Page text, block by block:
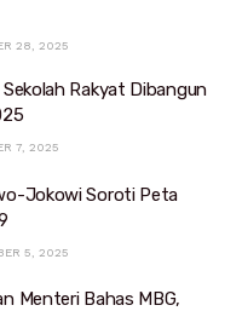
28, 2025
Rakyat Dibangun
7, 2025
Jokowi Soroti Peta
5, 2025
Menteri Bahas MBG,